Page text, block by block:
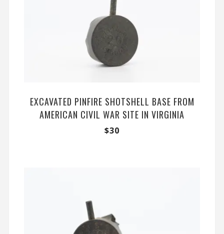
EXCAVATED PINFIRE SHOTSHELL BASE FROM
AMERICAN CIVIL WAR SITE IN VIRGINIA
$30